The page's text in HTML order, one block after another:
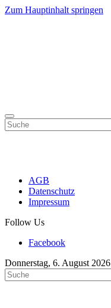
Zum Hauptinhalt springen
AGB
Datenschutz
Impressum
Follow Us
Facebook
Donnerstag, 6. August 2026